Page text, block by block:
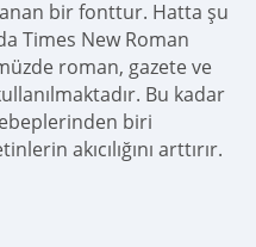
bir fonttur. Hatta şu
Times New Roman
roman, gazete ve
Bu kadar
biri
akıcılığını arttırır.